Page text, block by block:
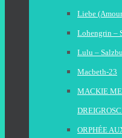
Liebe
Lohengrin –
Lulu –
Macbeth-23
MACKIE
ORPHÉE